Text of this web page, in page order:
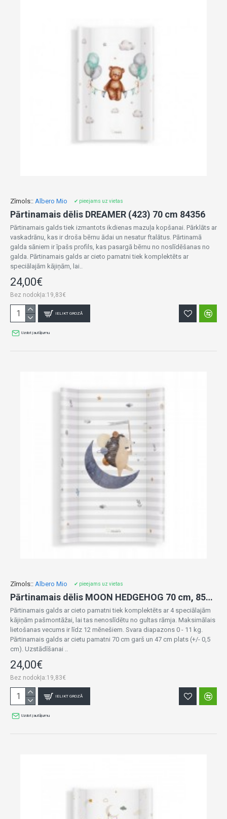
Zīmols:: Albero Mio ✔ pieejams uz vietas
Pārtinamais dēlis DREAMER (423) 70 cm 84356
Pārtinamais galds tiek izmantots ikdienas mazuļa kopšanai. Pārklāts ar
vaskadrānu, kas ir droša bērnu ādai un nesatur ftalātus. Pārtinamā
galda sāniem ir īpašs profils, kas pasargā bērnu no noslīdēšanas no
galda. Pārtinamais galds ar cieto pamatni tiek komplektēts ar
speciālajām kājiņām, lai..
24,00€
Bez nodokļa:19,83€
IELIKT GROZĀ
Uzdot jautājumu
Zīmols:: Albero Mio ✔ pieejams uz vietas
Pārtinamais dēlis MOON HEDGEHOG 70 cm, 85933
Pārtinamais galds ar cieto pamatni tiek komplektēts ar 4 speciālajām
kājiņām pašmontāžai, lai tas nenoslīdētu no gultas rāmja. Maksimālais
lietošanas vecums ir līdz 12 mēnešiem. Svara diapazons 0 - 11 kg.
Pārtinamais galds ar cietu pamatni 70 cm garš un 47 cm plats (+/- 0,5
cm). Uzstādīšanai ..
24,00€
Bez nodokļa:19,83€
IELIKT GROZĀ
Uzdot jautājumu